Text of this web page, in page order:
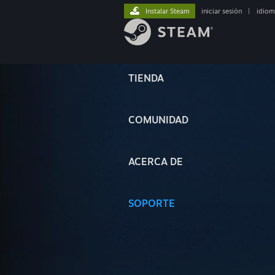
TIENDA
COMUNIDAD
ACERCA DE
SOPORTE
Instalar Steam iniciar sesión